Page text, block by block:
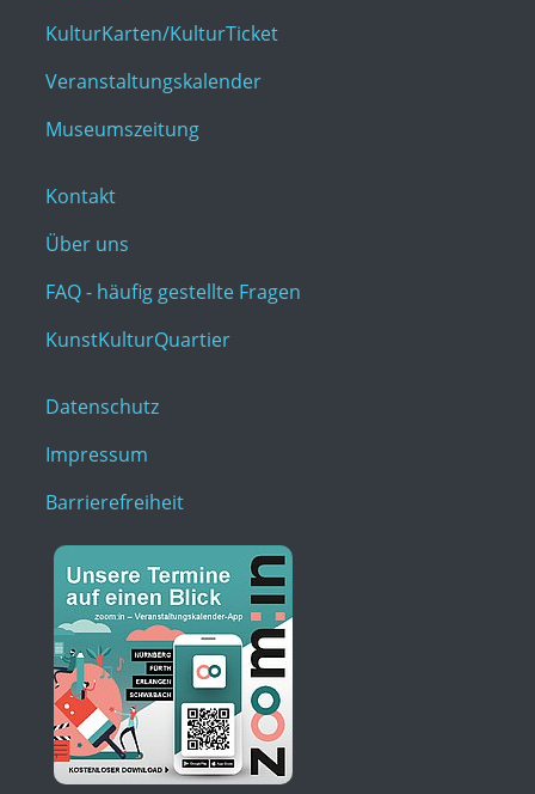
KulturKarten/KulturTicket
Veranstaltungskalender
Museumszeitung
Kontakt
Über uns
FAQ - häufig gestellte Fragen
KunstKulturQuartier
Datenschutz
Impressum
Barrierefreiheit